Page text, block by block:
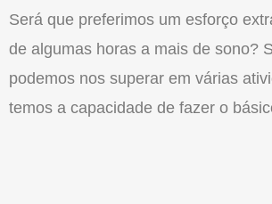
Será que preferimos um esforço
de algumas horas a mais de sono?
podemos nos superar em várias
temos a capacidade de fazer o